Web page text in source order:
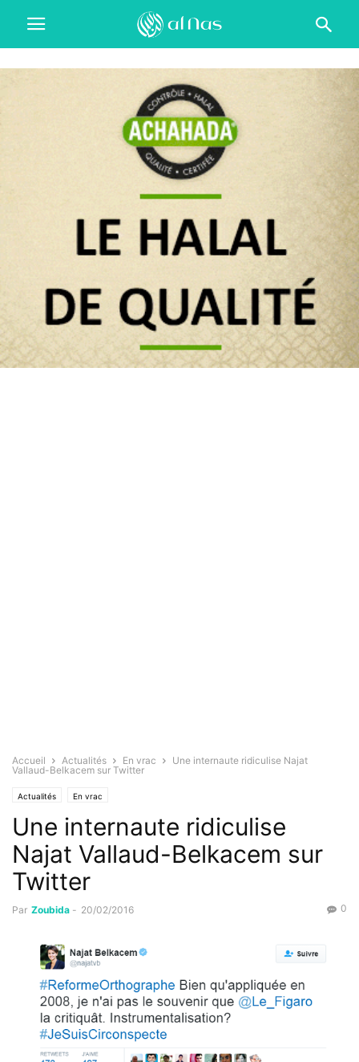
Accueil Actualités En vrac
Une internaute ridiculise Najat
Vallaud-Belkacem sur Twitter
Actualités En vrac
Une internaute ridiculise
Najat Vallaud-Belkacem sur
Twitter
Par Zoubida - 20/02/2016 0